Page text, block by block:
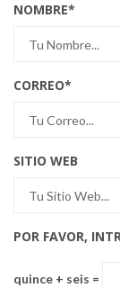
NOMBRE*
CORREO*
SITIO WEB
POR FAVOR,
quince + seis =